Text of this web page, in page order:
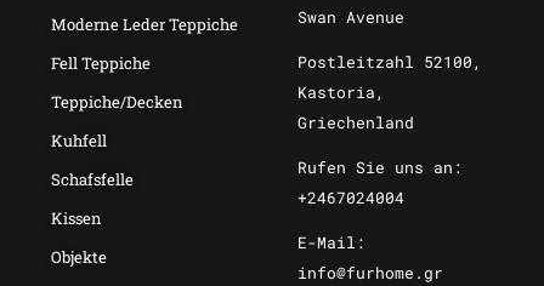
Moderne Leder Teppiche
Fell Teppiche
Teppiche/Decken
Kuhfell
Schafsfelle
Kissen
Objekte
Swan Avenue
Postleitzahl 52100,
Kastoria,
Griechenland
Rufen Sie uns an:
+2467024004
E-Mail:
info@furhome.gr